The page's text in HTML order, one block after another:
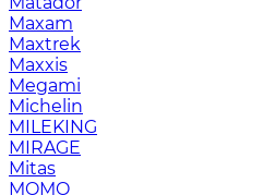
Maxam
Maxtrek
Maxxis
Megami
Michelin
MILEKING
MIRAGE
Mitas
MOMO